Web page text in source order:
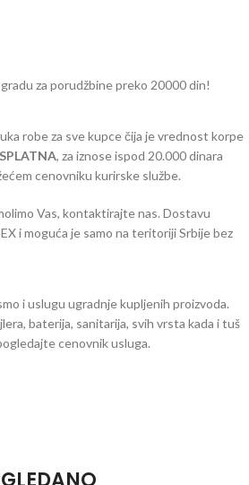
robe za sve kupce čija je vrednost korpe
, za iznose ispod 20.000 dinara
cenovniku kurirske službe.
Vas, kontaktirajte nas. Dostavu
i moguća je samo na teritoriji Srbije bez
i uslugu ugradnje kupljenih proizvoda.
baterija, sanitarija, svih vrsta kada i tuš
cenovnik usluga.